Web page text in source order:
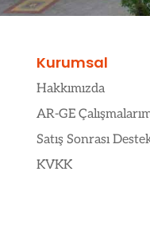
Kurumsal
Hakkımızda
AR-GE
Satış Sonrası
KVKK